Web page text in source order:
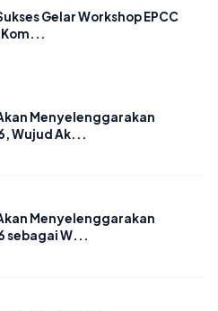
Gelar Workshop EPCC
Kom...
Akan Menyelenggarakan
Wujud Ak...
Akan Menyelenggarakan
sebagai W...